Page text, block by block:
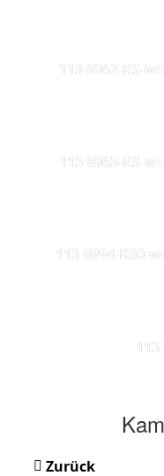
113 6962-KS-
113 6965-KS-
113 6994-KS0-
113
Zurück